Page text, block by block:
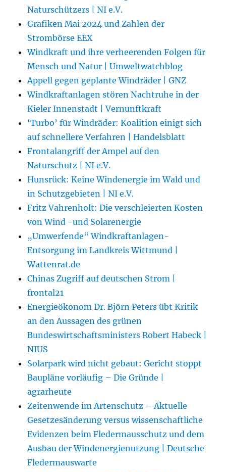
Naturschützers | NI e.V.
Grafiken Mai 2024 und Zahlen der
Strombörse EEX
Windkraft und ihre verheerenden Folgen für
Mensch und Natur | Umweltwatchblog
Appell gegen geplante Windräder | GNZ
Windkraftanlagen stören Nachtruhe in der
Kieler Innenstadt | Vernunftkraft
‘Turbo’ für Windräder: Koalition einigt sich
auf schnellere Verfahren | Handelsblatt
Frontalangriff der Ampel auf den
Naturschutz | NI e.V.
Hunsrück: Keine Windenergie im Wald und
in Schutzgebieten | NI e.V.
Fritz Vahrenholt: Die verschleierten Kosten
von Wind -und Solarenergie
„Umwerfende“ Windkraftanlagen-
Entsorgung im Landkreis Wittmund |
Wattenrat.de
Chinas Zugriff auf deutschen Strom |
frontal21
Energieökonom Dr. Björn Peters übt Kritik
an den Aussagen des grünen
Bundeswirtschaftsministers Robert Habeck |
NIUS
Solarpark wird nicht gebaut: Gericht stoppt
Baupläne vorläufig – Die Gründe |
agrarheute
Zeitenwende im Artenschutz – Aktuelle
Gesetzesänderung versus wissenschaftliche
Evidenzen beim Fledermausschutz und dem
Ausbau der Windenergienutzung | Deutsche
Fledermauswarte